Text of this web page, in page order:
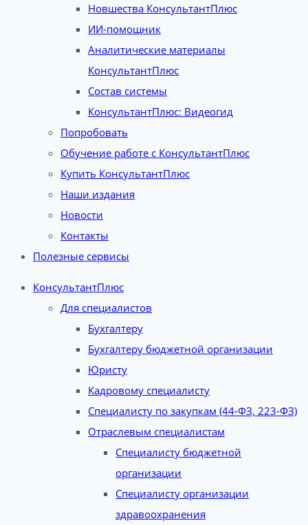
Новшества КонсультантПлюс
ИИ-помощник
Аналитические материалы
КонсультантПлюс
Состав системы
КонсультантПлюс: Видеогид
Попробовать
Обучение работе с КонсультантПлюс
Купить КонсультантПлюс
Наши издания
Новости
Контакты
Полезные сервисы
КонсультантПлюс
Для специалистов
Бухгалтеру
Бухгалтеру бюджетной организации
Юристу
Кадровому специалисту
Специалисту по закупкам (44-ФЗ, 223-ФЗ)
Отраслевым специалистам
Специалисту бюджетной
организации
Специалисту организации
здравоохранения